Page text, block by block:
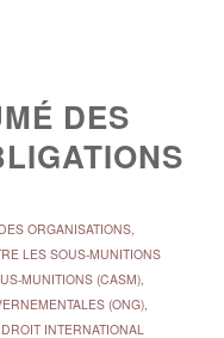
DES
ORGANISATIONS,
LES SOUS-MUNITIONS
MUNITIONS (CASM),
(ONG),
INTERNATIONAL